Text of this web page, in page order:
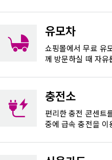
유모차
쇼핑몰에서 무료 유
께 방문하실 때 자유
충전소
편리한 충전 콘센트
중에 급속 충전을 이